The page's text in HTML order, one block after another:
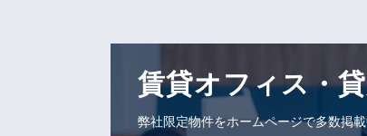
賃貸オフィス・
弊社限定物件をホームページで多数掲載